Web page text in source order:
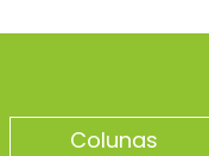
Colunas